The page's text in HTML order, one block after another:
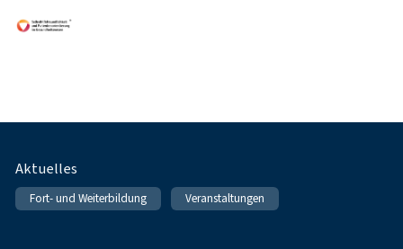
Fußnavigation
Aktuelles
Fort- und Weiterbildung Veranstaltungen